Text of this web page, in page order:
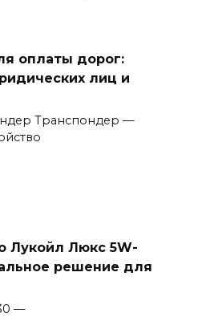
оплаты дорог:
лиц и
Транспондер —
Лукойл Люкс 5W-
решение для
—